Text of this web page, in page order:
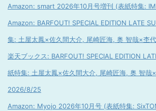
Amazon: smart 2026年10月号増刊 (表紙特集:
Amazon: BARFOUT! SPECIAL EDITION LATE
集: 土屋太鳳×佐久間大介, 尾崎匠海, 奥 智哉×杢
楽天ブックス: BARFOUT! SPECIAL EDITION
紙特集: 土屋太鳳×佐久間大介, 尾崎匠海, 奥 智哉
2026/8/25
Amazon: Myojo 2026年10月号 (表紙特集: